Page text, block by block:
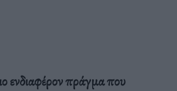
ενδιαφέρον πράγμα που